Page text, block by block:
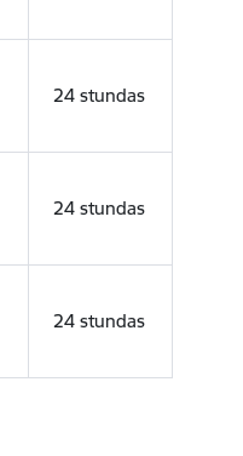
24 stundas
24 stundas
24 stundas